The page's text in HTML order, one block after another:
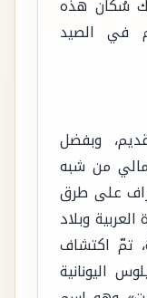
سُكّان هذه
في الصيد
وبفضل
من شبه
على طرق
العربية وبلاد
تمّ اكتشاف
اليونانية